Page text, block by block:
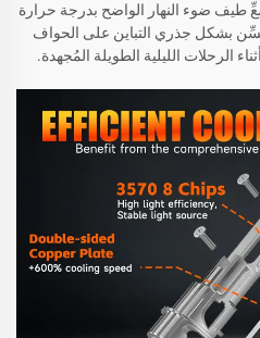
ضوء النهار الواضح بدرجة حرارة
يحسِّن بشكل جذري التباين على الحواف
الرحلات الليلية الطويلة المُجهدة.